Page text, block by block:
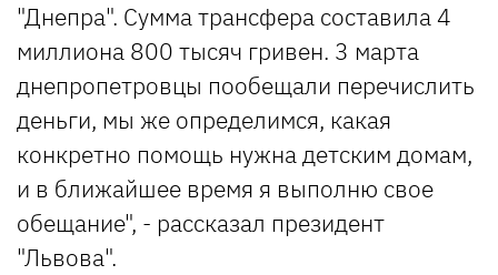
"Днепра". Сумма трансфера составила 4
миллиона 800 тысяч гривен. 3 марта
днепропетровцы пообещали перечислить
деньги, мы же определимся, какая
конкретно помощь нужна детским домам,
и в ближайшее время я выполню свое
обещание", - рассказал президент
"Львова".